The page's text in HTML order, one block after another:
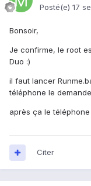
Posté(e) 17
Bonsoir,
Je confirme, le root
Duo :)
il faut lancer
téléphone le
après ça le
Citer